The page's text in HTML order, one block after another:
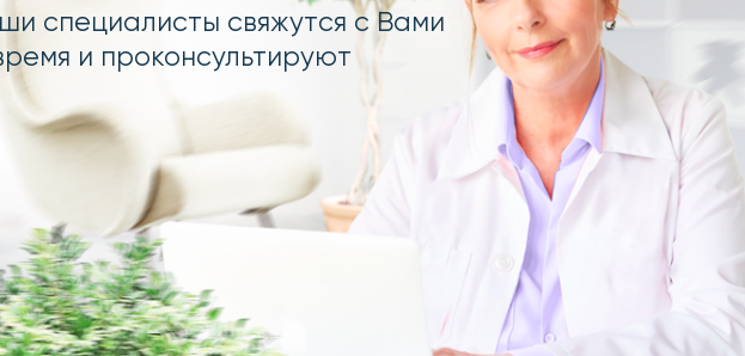
специалисты свяжутся с Вами
и проконсультируют